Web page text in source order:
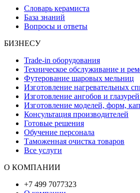
Словарь керамиста
База знаний
Вопросы и ответы
БИЗНЕСУ
Trade-in оборудования
Техническое обслуживание и
Футерование шаровых мельниц
Изготовление нагревательных
Изготовление ангобов и глазурей
Изготовление моделей, форм,
Консультация производителей
Готовые решения
Обучение персонала
Таможенная очистка товаров
Все услуги
О КОМПАНИИ
+7 499 7077323